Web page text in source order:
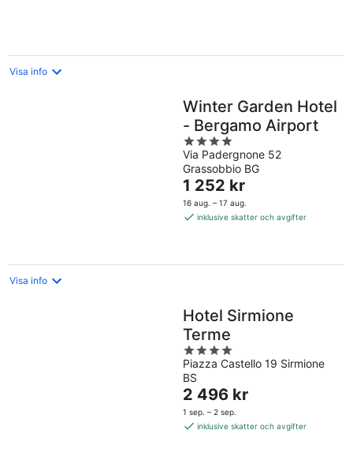
Visa info
Winter Garden Hotel
- Bergamo Airport
4
out
of
5
Via Padergnone 52
Grassobbio BG
Priset
är
1 252 kr
1 252 kr
16 aug. – 17 aug.
inklusive skatter och avgifter
Visa info
Hotel Sirmione
Terme
4
out
of
5
Piazza Castello 19 Sirmione
BS
Priset
är
2 496 kr
2 496 kr
1 sep. – 2 sep.
inklusive skatter och avgifter